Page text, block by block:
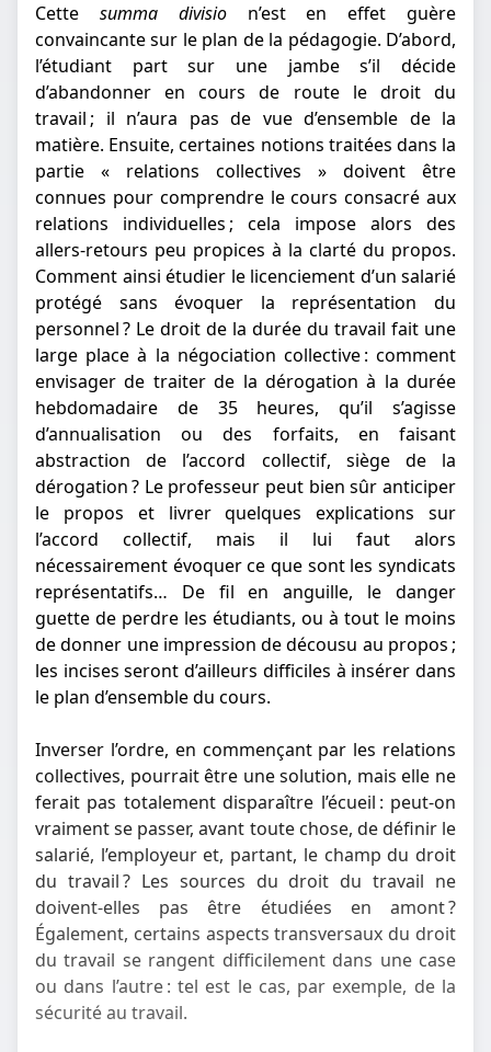
Cette summa divisio n’est en effet guère
convaincante sur le plan de la pédagogie. D’abord,
l’étudiant part sur une jambe s’il décide
d’abandonner en cours de route le droit du
travail ; il n’aura pas de vue d’ensemble de la
matière. Ensuite, certaines notions traitées dans la
partie « relations collectives » doivent être
connues pour comprendre le cours consacré aux
relations individuelles ; cela impose alors des
allers-retours peu propices à la clarté du propos.
Comment ainsi étudier le licenciement d’un salarié
protégé sans évoquer la représentation du
personnel ? Le droit de la durée du travail fait une
large place à la négociation collective : comment
envisager de traiter de la dérogation à la durée
hebdomadaire de 35 heures, qu’il s’agisse
d’annualisation ou des forfaits, en faisant
abstraction de l’accord collectif, siège de la
dérogation ? Le professeur peut bien sûr anticiper
le propos et livrer quelques explications sur
l’accord collectif, mais il lui faut alors
nécessairement évoquer ce que sont les syndicats
représentatifs… De fil en anguille, le danger
guette de perdre les étudiants, ou à tout le moins
de donner une impression de décousu au propos ;
les incises seront d’ailleurs difficiles à insérer dans
le plan d’ensemble du cours.
Inverser l’ordre, en commençant par les relations
collectives, pourrait être une solution, mais elle ne
ferait pas totalement disparaître l’écueil : peut-on
vraiment se passer, avant toute chose, de définir le
salarié, l’employeur et, partant, le champ du droit
du travail ? Les sources du droit du travail ne
doivent-elles pas être étudiées en amont ?
Également, certains aspects transversaux du droit
du travail se rangent difficilement dans une case
ou dans l’autre : tel est le cas, par exemple, de la
sécurité au travail.